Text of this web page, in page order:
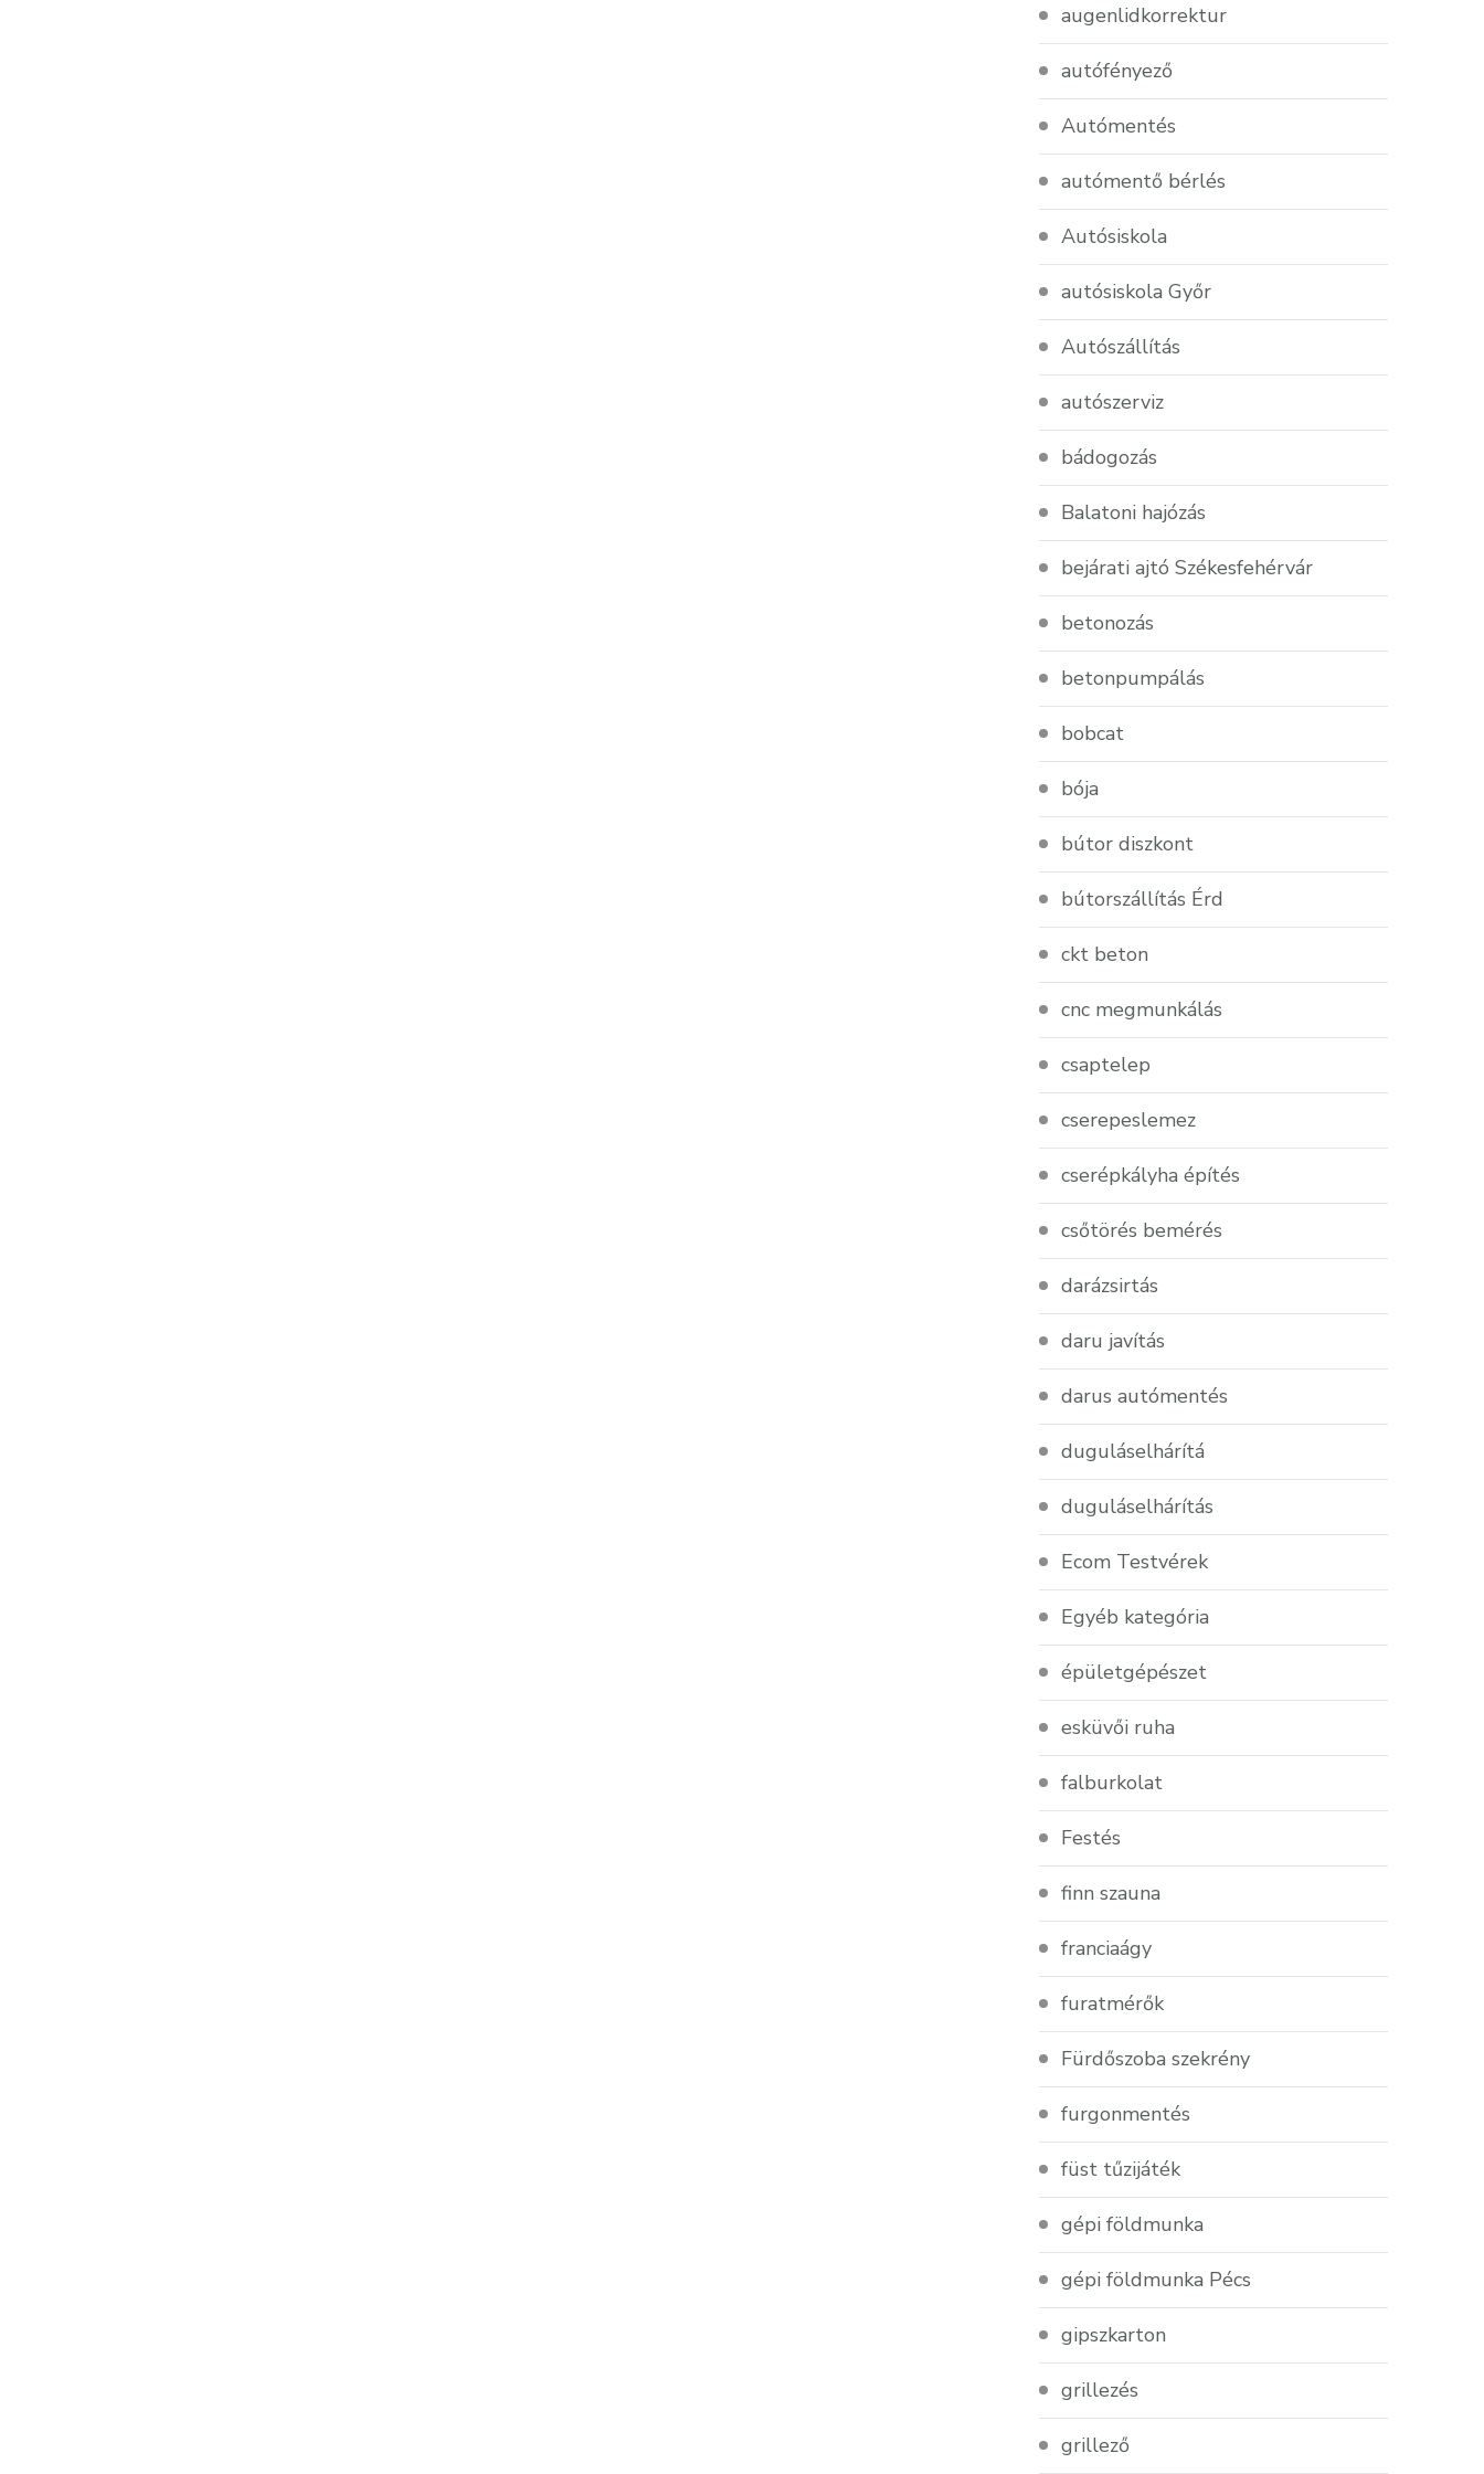
augenlidkorrektur
autófényező
Autómentés
autómentő bérlés
Autósiskola
autósiskola Győr
Autószállítás
autószerviz
bádogozás
Balatoni hajózás
bejárati ajtó Székesfehérvár
betonozás
betonpumpálás
bobcat
bója
bútor diszkont
bútorszállítás Érd
ckt beton
cnc megmunkálás
csaptelep
cserepeslemez
cserépkályha építés
csőtörés bemérés
darázsirtás
daru javítás
darus autómentés
duguláselhárítá
duguláselhárítás
Ecom Testvérek
Egyéb kategória
épületgépészet
esküvői ruha
falburkolat
Festés
finn szauna
franciaágy
furatmérők
Fürdőszoba szekrény
furgonmentés
füst tűzijáték
gépi földmunka
gépi földmunka Pécs
gipszkarton
grillezés
grillező